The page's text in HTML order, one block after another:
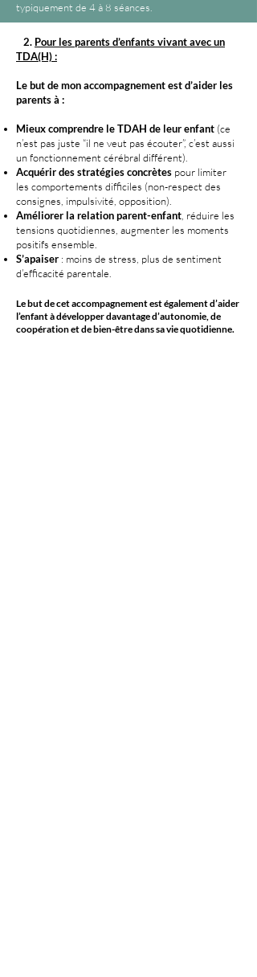
typiquement de 4 à 8 séances.
2. Pour les parents d’enfants vivant avec un
TDA(H) :
Le but de mon accompagnement est d’aider les
parents à :
Mieux comprendre le TDAH de leur enfant (ce
n’est pas juste “il ne veut pas écouter”, c’est aussi
un fonctionnement cérébral différent).
Acquérir des stratégies concrètes pour limiter
les comportements difficiles (non-respect des
consignes, impulsivité, opposition).
Améliorer la relation parent-enfant , réduire les
tensions quotidiennes, augmenter les moments
positifs ensemble.
S’apaiser : moins de stress, plus de sentiment
d’efficacité parentale.
Le but de cet accompagnement est également d’aider
l’enfant à développer davantage d’autonomie, de
coopération et de bien-être dans sa vie quotidienne.